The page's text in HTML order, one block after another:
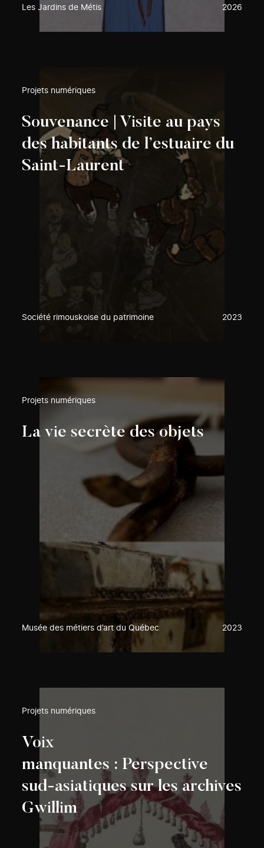
Les Jardins de Métis 2026
Projets numériques
Souvenance | Visite au pays
des habitants de l’estuaire du
Saint-Laurent
Société rimouskoise du patrimoine 2023
Projets numériques
La vie secrète des objets
Musée des métiers d’art du Québec 2023
Projets numériques
Voix
manquantes : Perspective
sud-asiatiques sur les archives
Gwillim